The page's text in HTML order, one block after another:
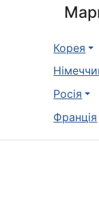
Корея
Росія
Франція